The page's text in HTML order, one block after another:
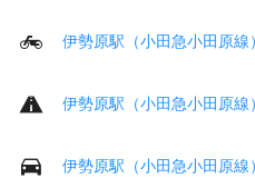
伊勢原駅（小田急小田原
伊勢原駅（小田急小田原
伊勢原駅（小田急小田原線